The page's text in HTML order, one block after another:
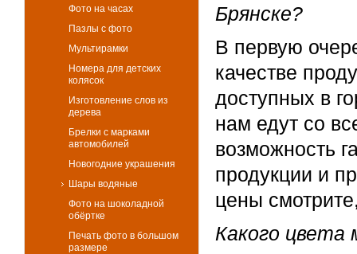
Фото на часах
Пазлы с фото
Мультирамки
Номера для детских
колясок
Изготовление слов из
дерева
Брелки с марками
автомобилей
Новогодние украшения
Шары водяные
Фото на шоколадной
обёртке
Печать фото в большом
размере
Брянске?
В первую
качестве
доступных в
нам едут со
возможность
продукции и
цены
Какого